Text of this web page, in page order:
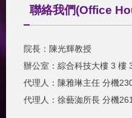
聯絡我們(Office
院長：陳光輝教授
辦公室：綜合科技大樓 3 樓
代理人：陳雅琳主任 分機
代理人：徐藝洳所長 分機